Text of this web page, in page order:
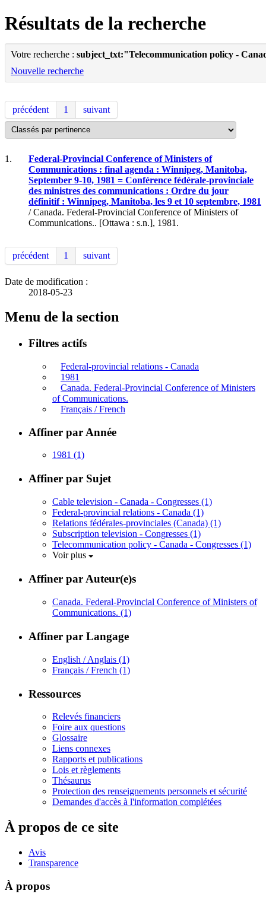
Résultats de la recherche
Votre recherche : subject_txt:"Telecommunication policy -
Nouvelle recherche
précédent 1 suivant
1.
Federal-Provincial Conference of Ministers of
Communications : final agenda : Winnipeg, Manitoba,
September 9-10, 1981 = Conférence fédérale-provinciale
des ministres des communications : Ordre du jour
définitif : Winnipeg, Manitoba, les 9 et 10 septembre, 1981
/ Canada. Federal-Provincial Conference of Ministers of
Communications.. [Ottawa : s.n.], 1981.
précédent 1 suivant
Date de modification :
2018-05-23
Menu de la section
Filtres actifs
Federal-provincial relations - Canada
1981
Canada. Federal-Provincial Conference of Ministers
of Communications.
Français / French
Affiner par Année
1981 (1)
Affiner par Sujet
Cable television - Canada - Congresses (1)
Federal-provincial relations - Canada (1)
Relations fédérales-provinciales (Canada) (1)
Subscription television - Congresses (1)
Telecommunication policy - Canada - Congresses (1)
Voir plus
Affiner par Auteur(e)s
Canada. Federal-Provincial Conference of Ministers of
Communications. (1)
Affiner par Langage
English / Anglais (1)
Français / French (1)
Ressources
Relevés financiers
Foire aux questions
Glossaire
Liens connexes
Rapports et publications
Lois et règlements
Thésaurus
Protection des renseignements personnels et sécurité
Demandes d'accès à l'information complétées
À propos de ce site
Avis
Transparence
À propos